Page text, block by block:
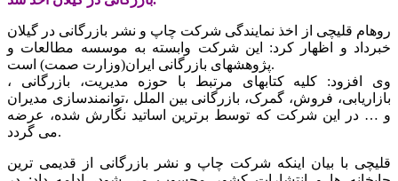
روهام قلیچی از اخذ نمایندگی شرکت چاپ و نشر بازرگانی در گیلان
خبرداد و اظهار کرد: این شرکت وابسته به موسسه مطالعات و
پژوهشهای بازرگانی ایران(وزارت صمت) است.
وی افزود: کلیه کتابهای مرتبط با حوزه مدیریت، بازرگانی ،
بازاریابی، فروش، گمرک، بازرگانی بین الملل ،توانمندسازی مدیران
و … در این شرکت که توسط برترین اساتید نگارش شده، عرضه
می گردد.
قلیچی با بیان اینکه شرکت چاپ و نشر بازرگانی از قدیمی ترین